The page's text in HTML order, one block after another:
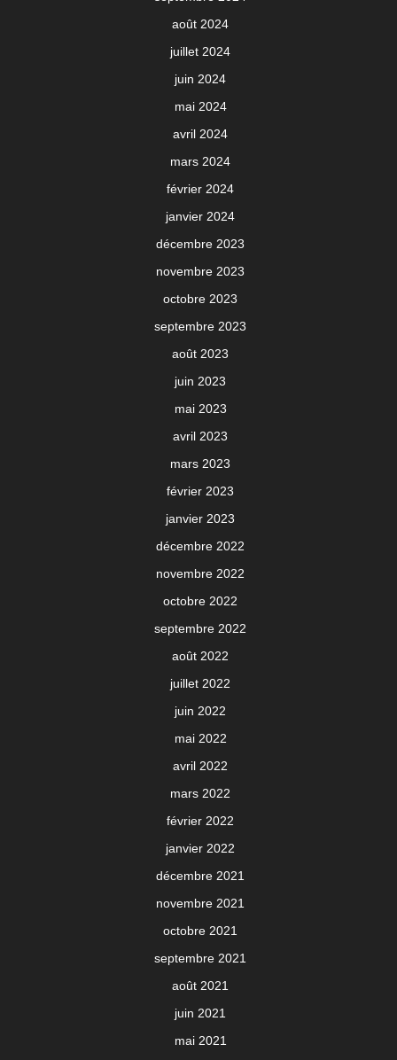
août 2024
juillet 2024
juin 2024
mai 2024
avril 2024
mars 2024
février 2024
janvier 2024
décembre 2023
novembre 2023
octobre 2023
septembre 2023
août 2023
juin 2023
mai 2023
avril 2023
mars 2023
février 2023
janvier 2023
décembre 2022
novembre 2022
octobre 2022
septembre 2022
août 2022
juillet 2022
juin 2022
mai 2022
avril 2022
mars 2022
février 2022
janvier 2022
décembre 2021
novembre 2021
octobre 2021
septembre 2021
août 2021
juin 2021
mai 2021